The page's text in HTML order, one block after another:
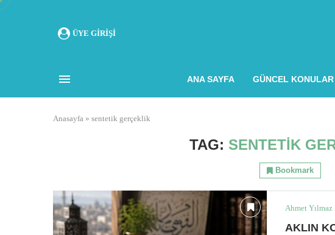
ÜYE GIRIŞI
ANA SAYFA GÜNCEL KONULAR
Anasayfa » sentetik gerçeklik
TAG: SENTETIK
Bookmark
Ahmet Yılmaz
AKLIN